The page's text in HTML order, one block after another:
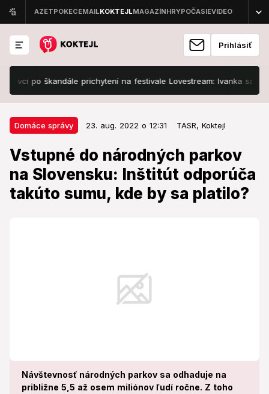
Prihlásiť
po škandále prichytení na festivale Lovestream: Ivanka sa zabávala
Domáce správy 23. aug. 2022 o 12:31 TASR, Koktejl
Vstupné do národných parkov
na Slovensku: Inštitút odporúča
takúto sumu, kde by sa platilo?
Návštevnosť národných parkov sa odhaduje na
približne 5,5 až osem miliónov ľudí ročne. Z toho
Domáce správy 23. aug. 2022 o 12:31
Vstupné do národných parkov na
Slovensku: Inštitút odporúča
takúto sumu, kde by sa platilo?